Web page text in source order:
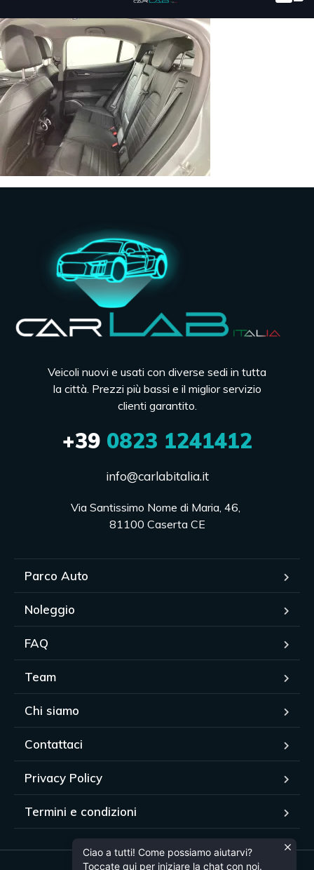
Veicoli nuovi e usati con diverse sedi in tutta
la città. Prezzi più bassi e il miglior servizio
clienti garantito.
+390823 1241412
info@carlabitalia.it
Via Santissimo Nome di Maria, 46,
81100 Caserta CE
Parco Auto
Noleggio
FAQ
Team
Chi siamo
Contattaci
Privacy Policy
Termini e condizioni
Ciao a tutti! Come possiamo aiutarvi?
Toccate qui per iniziare la chat con noi.